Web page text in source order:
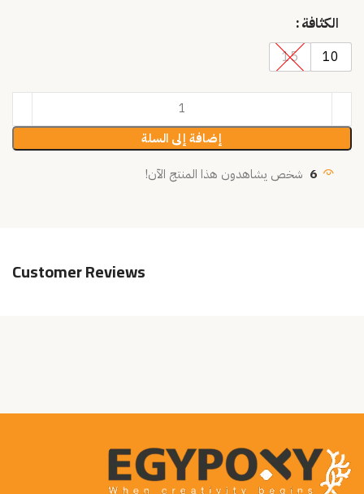
الكثافة
10
15
إضافة إلى السلة
6 شخص يشاهدون هذا المنتج الآن!
Customer Reviews